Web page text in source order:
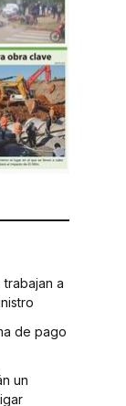
trabajan a
de pago
un